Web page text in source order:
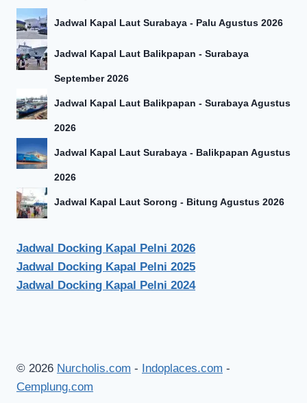
Jadwal Kapal Laut Surabaya - Palu Agustus 2026
Jadwal Kapal Laut Balikpapan - Surabaya
September 2026
Jadwal Kapal Laut Balikpapan - Surabaya Agustus
2026
Jadwal Kapal Laut Surabaya - Balikpapan Agustus
2026
Jadwal Kapal Laut Sorong - Bitung Agustus 2026
Jadwal Docking Kapal Pelni 2026
Jadwal Docking Kapal Pelni 2025
Jadwal Docking Kapal Pelni 2024
© 2026 Nurcholis.com - Indoplaces.com -
Cemplung.com